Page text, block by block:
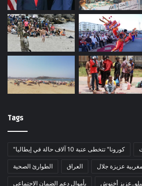
Tags
"كورونا" تتخطى عتبة 10 آلاف حالة في إيطاليا
الطوارئ الصحية العراق عزيزة جلال
بأموال دعم الضمان الاجتماعي أخنوش